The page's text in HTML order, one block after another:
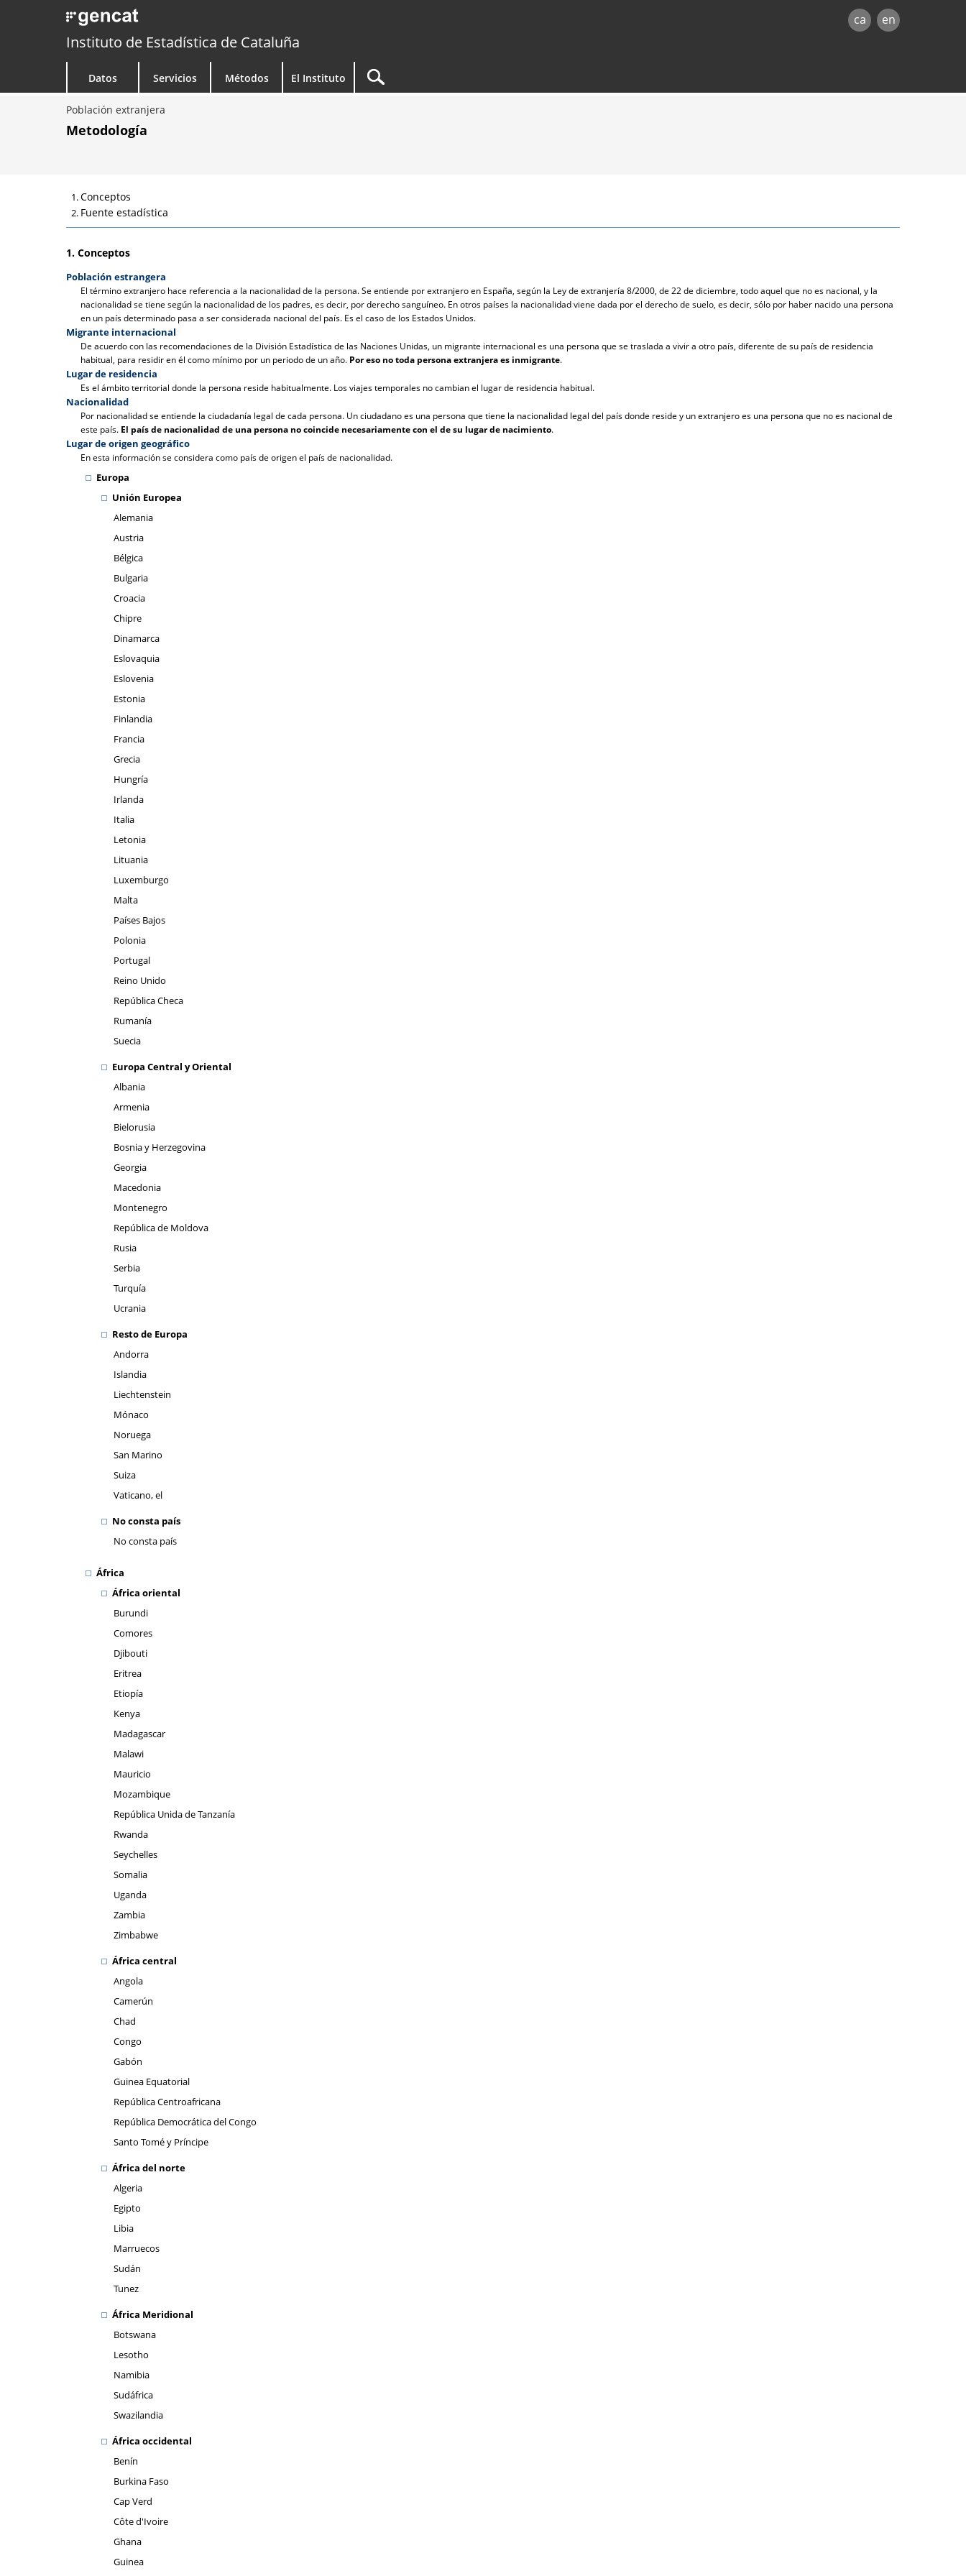
ca en
Instituto de Estadística de Cataluña
Datos Servicios Métodos El Instituto
Población extranjera
Metodología
Conceptos
Fuente estadística
1. Conceptos
Población estrangera
El término extranjero hace referencia a la nacionalidad de la persona. Se entiende por extranjero en España, según la Ley de extranjería 8/2000, de 22 de diciembre, todo aquel que no es nacional, y la
nacionalidad se tiene según la nacionalidad de los padres, es decir, por derecho sanguíneo. En otros países la nacionalidad viene dada por el derecho de suelo, es decir, sólo por haber nacido una persona
en un país determinado pasa a ser considerada nacional del país. Es el caso de los Estados Unidos.
Migrante internacional
De acuerdo con las recomendaciones de la División Estadística de las Naciones Unidas, un migrante internacional es una persona que se traslada a vivir a otro país, diferente de su país de residencia
habitual, para residir en él como mínimo por un periodo de un año. Por eso no toda persona extranjera es inmigrante.
Lugar de residencia
Es el ámbito territorial donde la persona reside habitualmente. Los viajes temporales no cambian el lugar de residencia habitual.
Nacionalidad
Por nacionalidad se entiende la ciudadanía legal de cada persona. Un ciudadano es una persona que tiene la nacionalidad legal del país donde reside y un extranjero es una persona que no es nacional de
este país. El país de nacionalidad de una persona no coincide necesariamente con el de su lugar de nacimiento.
Lugar de origen geográfico
En esta información se considera como país de origen el país de nacionalidad.
Europa
Unión Europea
Alemania
Austria
Bélgica
Bulgaria
Croacia
Chipre
Dinamarca
Eslovaquia
Eslovenia
Estonia
Finlandia
Francia
Grecia
Hungría
Irlanda
Italia
Letonia
Lituania
Luxemburgo
Malta
Países Bajos
Polonia
Portugal
Reino Unido
República Checa
Rumanía
Suecia
Europa Central y Oriental
Albania
Armenia
Bielorusia
Bosnia y Herzegovina
Georgia
Macedonia
Montenegro
República de Moldova
Rusia
Serbia
Turquía
Ucrania
Resto de Europa
Andorra
Islandia
Liechtenstein
Mónaco
Noruega
San Marino
Suiza
Vaticano, el
No consta país
No consta país
África
África oriental
Burundi
Comores
Djibouti
Eritrea
Etiopía
Kenya
Madagascar
Malawi
Mauricio
Mozambique
República Unida de Tanzanía
Rwanda
Seychelles
Somalia
Uganda
Zambia
Zimbabwe
África central
Angola
Camerún
Chad
Congo
Gabón
Guinea Equatorial
República Centroafricana
República Democrática del Congo
Santo Tomé y Príncipe
África del norte
Algeria
Egipto
Libia
Marruecos
Sudán
Tunez
África Meridional
Botswana
Lesotho
Namibia
Sudáfrica
Swazilandia
África occidental
Benín
Burkina Faso
Cap Verd
Côte d'Ivoire
Ghana
Guinea